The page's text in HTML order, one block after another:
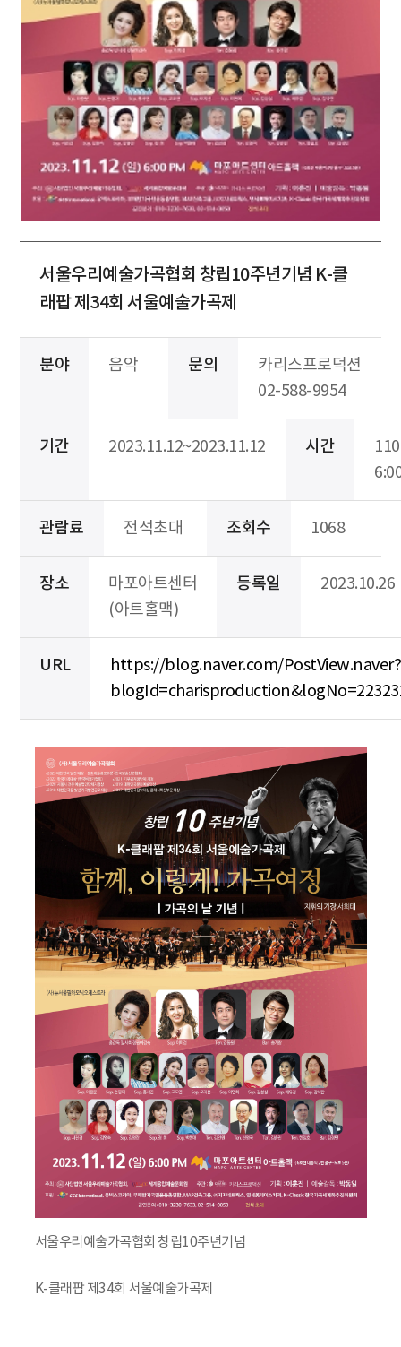
서울우리예술가곡협회 창립10주년기념 K-클
래팝 제34회 서울예술가곡제
분야 음악 문의
카리스프로덕션
02-588-9954
기간 2023.11.12~2023.11.12 시간
관람료 전석초대 조회수 1068
장소
마포아트센터
(아트홀맥)
등록일 2023.10.26
URL
https://blog.naver.com/PostView.naver?
서울우리예술가곡협회 창립10주년기념
K-클래팝 제34회 서울예술가곡제